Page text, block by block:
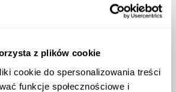
z plików cookie
cookie do spersonalizowania treści
funkcje społecznościowe i